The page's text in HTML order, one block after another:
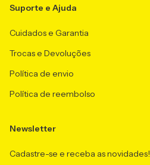
Suporte e Ajuda
Cuidados e Garantia
Trocas e Devoluções
Política de envio
Política de reembolso
Newsletter
Cadastre-se e receba as novidades!